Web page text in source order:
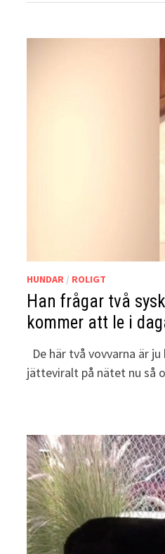
HUNDAR / ROLIGT
Han frågar två
kommer att le i
De här två vovvarna är
jätteviralt på nätet nu så